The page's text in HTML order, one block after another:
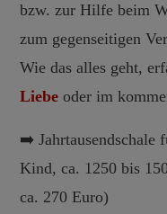
bzw. zur Hilfe beim
zum gegenseitigen
Wie das alles geht,
Liebe oder im
➡️ Jahrtausendschale
Kind, ca. 1250 bis
ca. 270 Euro)